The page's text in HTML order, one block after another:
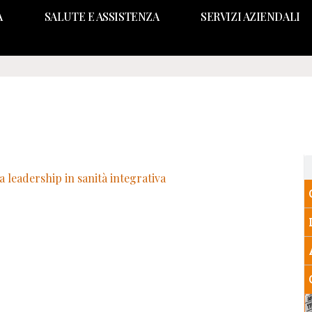
SALUTE E ASSISTENZA SERVIZI AZIENDALI
leadership in sanità integrativa